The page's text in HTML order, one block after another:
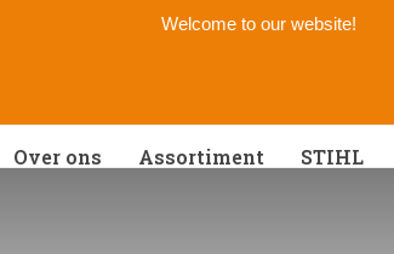
Welcome to our website!
Over ons Assortiment STIHL